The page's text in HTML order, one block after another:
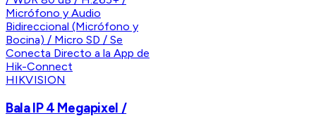
HIKVISION
Bala IP 4 Megapixel /